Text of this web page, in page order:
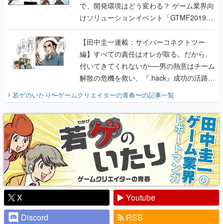
で、開発環境はどう変わる？ ゲーム業界向
けソリューションイベント「GTMF2019」
に行って、より理解を深めよう【PR】
【田中圭一連載：サイバーコネクトツー
編】すべての責任はオレが取る。だから、
付いてきてくれないか──男の熱意はチーム
解散の危機を救い、『.hack』成功の活路を
『少年ジャンプ』色だった【若ゲのいた
り】
若ゲのいたり〜ゲームクリエイターの青春〜の記事一覧
X
Youtube
Discord
RSS